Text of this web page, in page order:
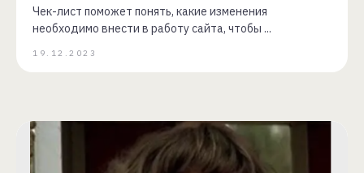
Чек-лист поможет понять, какие изменения
необходимо внести в работу сайта, чтобы ...
19.12.2023